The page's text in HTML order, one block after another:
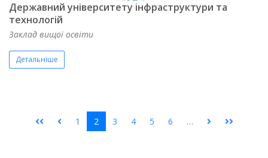
Державний університету інфраструктури та
технологій
Заклад вищої освіти
Детальніше
1 2 3 4 5 6 …